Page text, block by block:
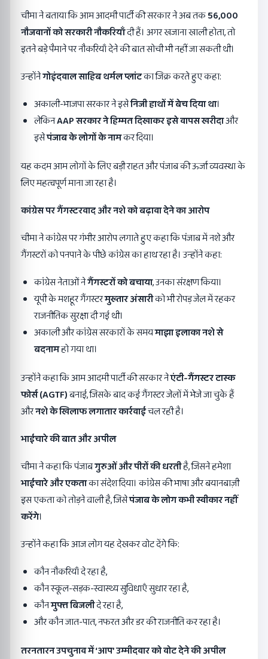
चीमा ने बताया कि आम आदमी पार्टी की सरकार ने अब तक56,000
नौजवानों को सरकारी नौकरियाँदी हैं। अगर खजाना खाली होता, तो
इतने बड़े पैमाने पर नौकरियाँ देने की बात सोची भी नहीं जा सकती थी।
उन्होंनेगोइंदवाल साहिब थर्मल प्लांटका जिक्र करते हुए कहा:
अकाली-भाजपा सरकार ने इसेनिजी हाथों में बेच दिया था।
लेकिनAAPसरकार ने हिम्मत दिखाकर इसे वापस खरीदाऔर
इसेपंजाब के लोगों के नामकर दिया।
यह कदम आम लोगों के लिए बड़ी राहत और पंजाब की ऊर्जा व्यवस्था के
लिए महत्वपूर्ण माना जा रहा है।
कांग्रेस पर गैंगस्टरवाद और नशे को बढ़ावा देने का आरोप
चीमा ने कांग्रेस पर गंभीर आरोप लगाते हुए कहा कि पंजाब में नशे और
गैंगस्टरों को पनपाने के पीछे कांग्रेस का हाथ रहा है। उन्होंने कहा:
कांग्रेस नेताओं नेगैंगस्टरों को बचाया, उनका संरक्षण किया।
यूपी के मशहूर गैंगस्टरमुख्तार अंसारीको भी रोपड़ जेल में रहकर
राजनीतिक सुरक्षा दी गई थी।
अकाली और कांग्रेस सरकारों के समयमाझा इलाका नशे से
बदनामहो गया था।
उन्होंने कहा कि आम आदमी पार्टी की सरकार नेएंटी-गैंगस्टर टास्क
फोर्स (AGTF)बनाई, जिसके बाद कई गैंगस्टर जेलों में भेजे जा चुके हैं
औरनशे के खिलाफ लगातार कार्रवाईचल रही है।
भाईचारे की बात और अपील
चीमा ने कहा कि पंजाबगुरुओं और पीरों की धरतीहै, जिसने हमेशा
भाईचारे और एकताका संदेश दिया। कांग्रेस की भाषा और बयानबाज़ी
इस एकता को तोड़ने वाली है, जिसेपंजाब के लोग कभी स्वीकार नहीं
करेंगे।
उन्होंने कहा कि आज लोग यह देखकर वोट देंगे कि:
कौन नौकरियाँ दे रहा है,
कौन स्कूल-सड़क-स्वास्थ्य सुविधाएँ सुधार रहा है,
कौनमुफ्त बिजलीदे रहा है,
और कौन जात-पात, नफरत और डर की राजनीति कर रहा है।
तरनतारन उपचुनाव में‘आप’उम्मीदवार को वोट देने की अपील